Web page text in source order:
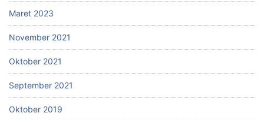
Maret 2023
November 2021
Oktober 2021
September 2021
Oktober 2019